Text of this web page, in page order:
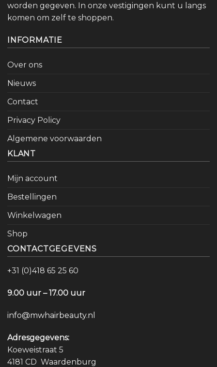
worden gegeven. In onze vestigingen kunt u langs
komen om zelf te shoppen.
INFORMATIE
Over ons
Nieuws
Contact
Privacy Policy
Algemene voorwaarden
KLANT
Mijn account
Bestellingen
Winkelwagen
Shop
CONTACTGEGEVENS
+31 (0)418 65 25 60
9.00 uur – 17.00 uur
info@mwhairbeauty.nl
Adresgegevens:
Koeweistraat 5
4181 CD Waardenburg